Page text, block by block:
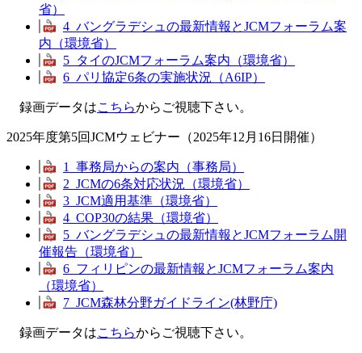
省）
4_バングラデシュの最新情報とJCMフォーラム案
内（環境省）
5_タイのJCMフォーラム案内（環境省）
6_パリ協定6条の実施状況（A6IP）
録画データはこちらからご視聴下さい。
2025年度第5回JCMウェビナー（2025年12月16日開催）
1_事務局からの案内（事務局）
2_JCMの6条対応状況（環境省）
3_JCM適用基準（環境省）
4_COP30の結果（環境省）
5_バングラデシュの最新情報とJCMフォーラム開
催報告（環境省）
6_フィリピンの最新情報とJCMフォーラム案内
（環境省）
7_JCM森林分野ガイドライン(林野庁)
録画データはこちらからご視聴下さい。